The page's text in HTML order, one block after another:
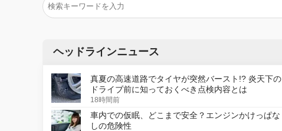
ヘッドラインニュース
真夏の高速道路でタイヤが突然バースト!? 炎天下の
ドライブ前に知っておくべき点検内容とは
18時間前
車内での仮眠、どこまで安全？エンジンかけっぱな
しの危険性